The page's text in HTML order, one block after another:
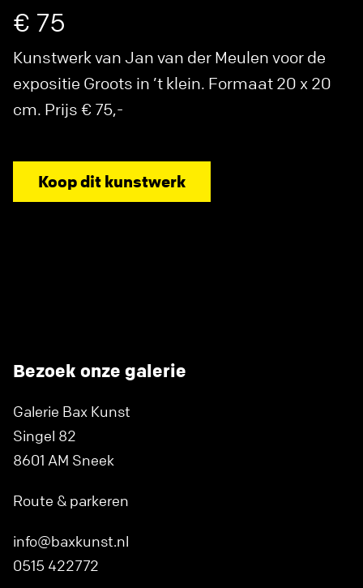
€ 75
Kunstwerk van Jan van der Meulen voor de
expositie Groots in ’t klein. Formaat 20 x 20
cm. Prijs € 75,-
Koop dit kunstwerk
Bezoek onze galerie
Galerie Bax Kunst
Singel 82
8601 AM Sneek
Route & parkeren
info@baxkunst.nl
0515 422772